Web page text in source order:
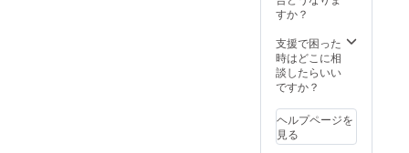
ポリエ
内容
品：
1000×1
200mm
シル
バー
・収納
・収納
455×38
0×105
mm（2.
2Kg）
時：
340×41
5×405
すか？
支援で困った
時はどこに相
談したらいい
ですか？
ヘルプページを
見る